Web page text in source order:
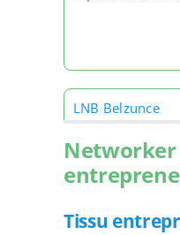
LNB Belzunce
LNB Cours des
Networker
Tissu